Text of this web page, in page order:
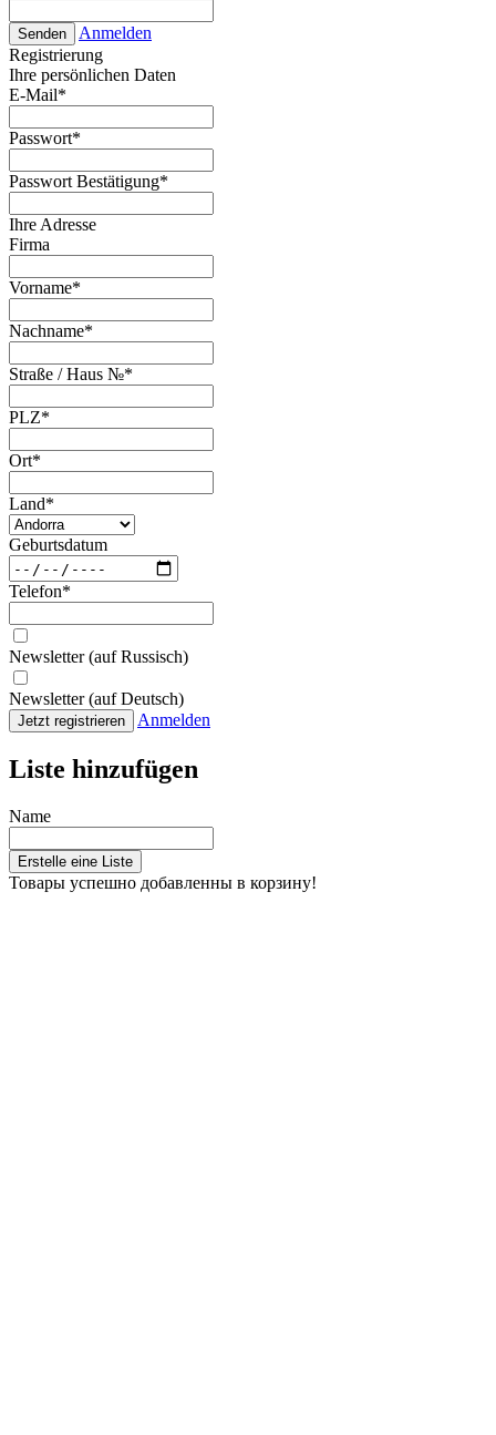
Senden
Anmelden
Registrierung
Ihre persönlichen Daten
E-Mail*
Passwort*
Passwort Bestätigung*
Ihre Adresse
Firma
Vorname*
Nachname*
Straße / Haus №*
PLZ*
Ort*
Land*
Geburtsdatum
Telefon*
Newsletter (auf Russisch)
Newsletter (auf Deutsch)
Jetzt registrieren Anmelden
Liste hinzufügen
Name
Erstelle eine Liste
Товары успешно добавленны в корзину!